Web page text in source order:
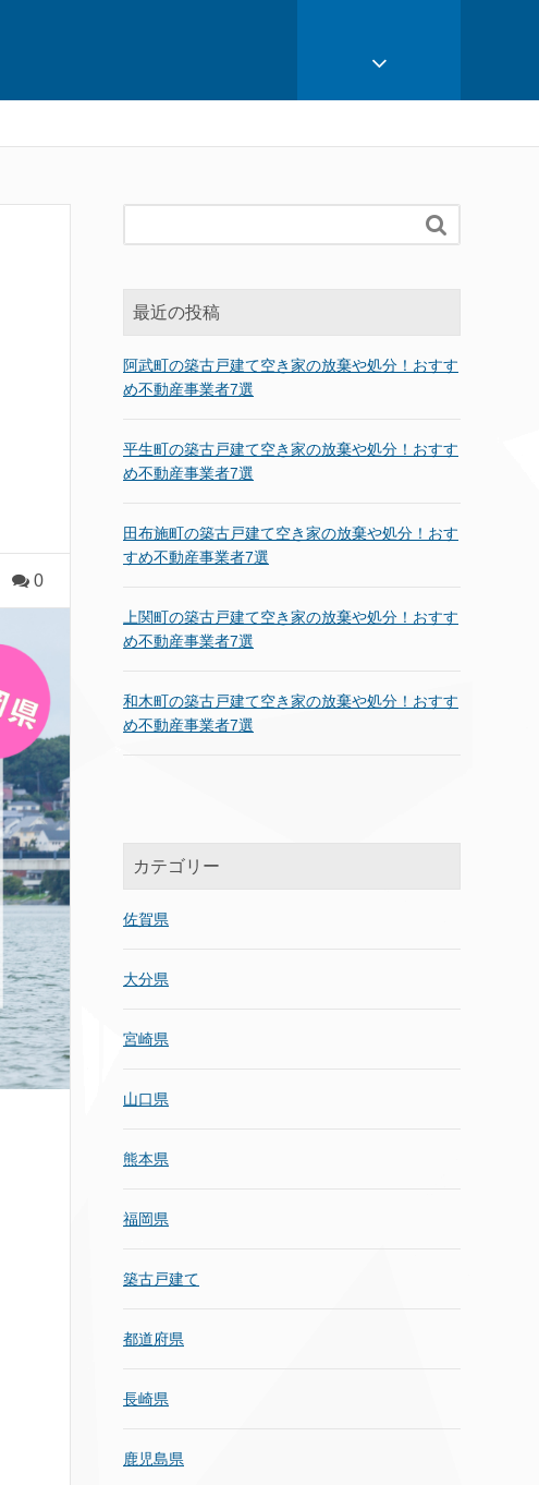
0

最近の投稿
阿武町の築古戸建て空き家の放棄や処分！おすす
め不動産事業者7選
平生町の築古戸建て空き家の放棄や処分！おすす
め不動産事業者7選
田布施町の築古戸建て空き家の放棄や処分！おす
すめ不動産事業者7選
上関町の築古戸建て空き家の放棄や処分！おすす
め不動産事業者7選
和木町の築古戸建て空き家の放棄や処分！おすす
め不動産事業者7選
カテゴリー
佐賀県
大分県
宮崎県
山口県
熊本県
福岡県
築古戸建て
都道府県
長崎県
鹿児島県